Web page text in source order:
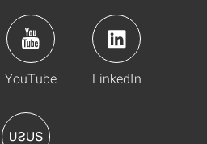
YouTube LinkedIn